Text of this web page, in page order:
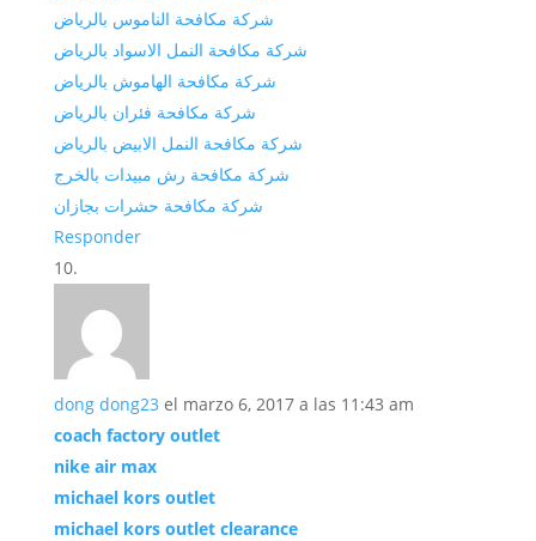
شركة مكافحة الناموس بالرياض
شركة مكافحة النمل الاسواد بالرياض
شركة مكافحة الهاموش بالرياض
شركة مكافحة فئران بالرياض
شركة مكافحة النمل الابيض بالرياض
شركة مكافحة رش مبيدات بالخرج
شركة مكافحة حشرات بجازان
Responder
dong dong23 el marzo 6, 2017 a las 11:43 am
coach factory outlet
nike air max
michael kors outlet
michael kors outlet clearance